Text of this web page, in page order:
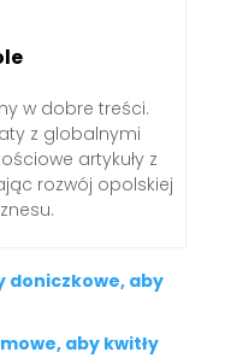
w dobre treści.
z globalnymi
artykuły z
rozwój opolskiej
doniczkowe, aby
aby kwitły